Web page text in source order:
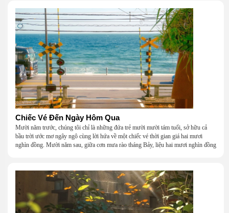
Chiếc Vé Đến Ngày Hôm Qua
Mười năm trước, chúng tôi chỉ là những đứa trẻ mười mười tám tuổi, sở hữu cả
bầu trời ước mơ ngây ngô cùng lời hứa về một chiếc vé thời gian giá hai mươi
nghìn đồng. Mười năm sau, giữa cơn mưa rào tháng Bảy, liệu hai mươi nghìn đồng